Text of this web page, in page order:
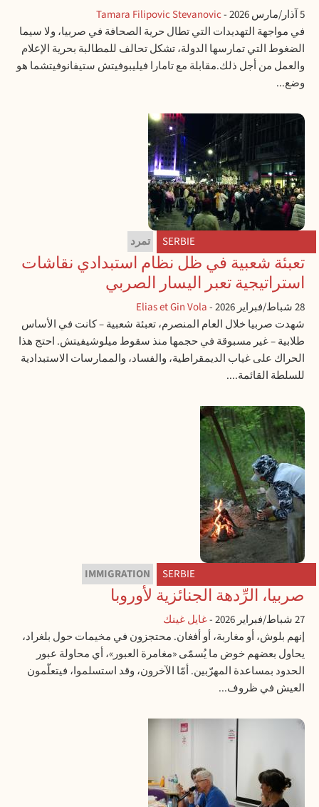
5 آذار/مارس 2026 -
Tamara Filipovic Stevanovic
في مواجهة التهديدات التي تطال حرية الصحافة في صربيا، ولا سيما
الضغوط التي تمارسها الدولة، تشكل تحالف للمطالبة بحرية الإعلام
والعمل من أجل ذلك.مقابلة مع تامارا فيليبوفيتش ستيفانوفيتشما هو
وضع...
SERBIE تمرد
تعبئة شعبية في ظل نظام استبدادي نقاشات
استراتيجية تعبر اليسار الصربي
28 شباط/فبراير 2026 -
Elias et Gin Vola
شهدت صربيا خلال العام المنصرم، تعبئة شعبية – كانت في الأساس
طلابية – غير مسبوقة في حجمها منذ سقوط ميلوشيفيتش. احتج هذا
الحراك على غياب الديمقراطية، والفساد، والممارسات الاستبدادية
للسلطة القائمة....
SERBIE
IMMIGRATION
صربيا، الرِّدهة الجنائزية لأوروبا
27 شباط/فبراير 2026 -غايل غينك
إنهم بلوش، أو مغاربة، أو أفغان. محتجزون في مخيمات حول بلغراد،
يحاول بعضهم خوض ما يُسمّى «مغامرة العبور»، أي محاولة عبور
الحدود بمساعدة المهرّبين. أمّا الآخرون، وقد استسلموا، فيتعلّمون
العيش في ظروف...